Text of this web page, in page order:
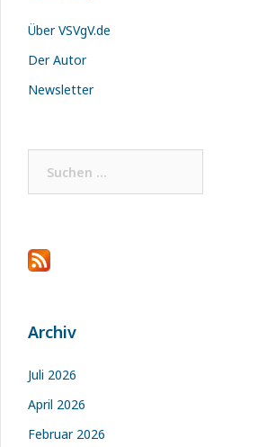
Über VSVgV.de
Der Autor
Newsletter
nach:
Archiv
Juli 2026
April 2026
Februar 2026